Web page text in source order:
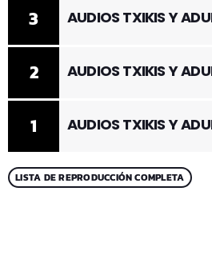
1 AUDIOS TXIKIS Y
2 AUDIOS TXIKIS Y
3 AUDIOS TXIKIS Y
LISTA DE REPRODUCCIÓN COMPLETA